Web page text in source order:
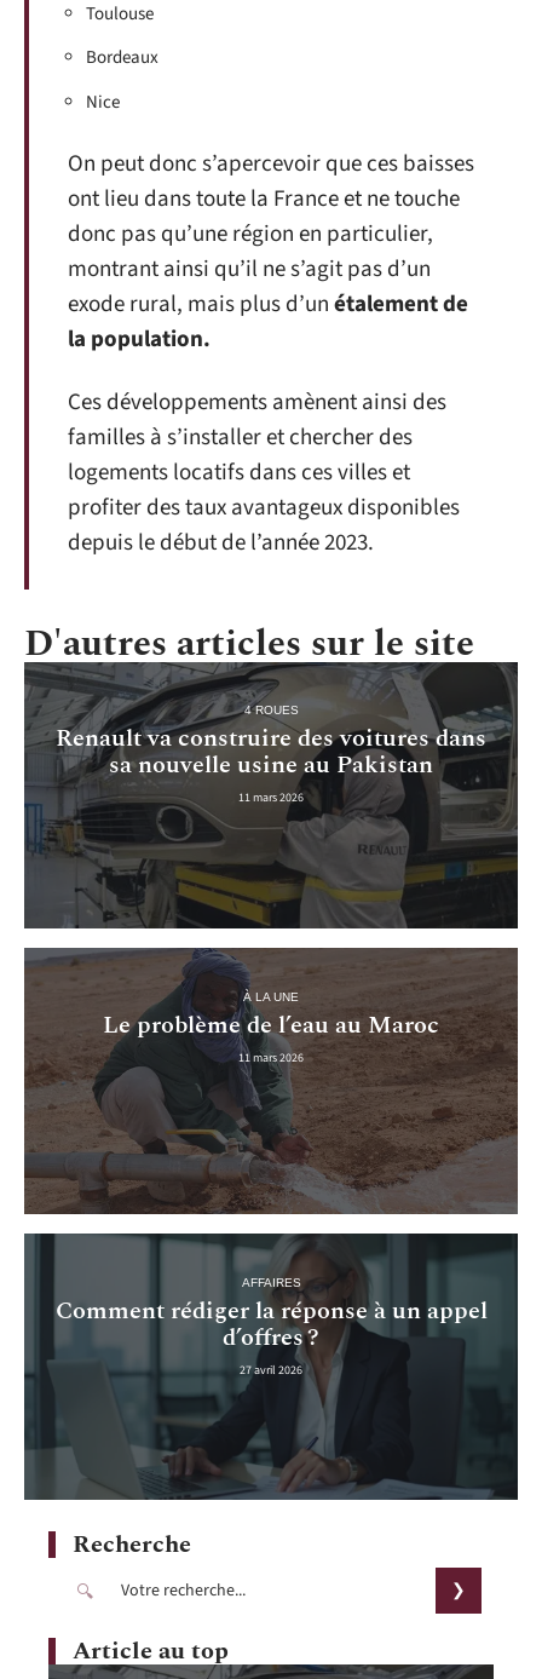
Toulouse
Bordeaux
Nice
On peut donc s’apercevoir que ces baisses
ont lieu dans toute la France et ne touche
donc pas qu’une région en particulier,
montrant ainsi qu’il ne s’agit pas d’un
exode rural, mais plus d’unétalement de
la population.
Ces développements amènent ainsi des
familles à s’installer et chercher des
logements locatifs dans ces villes et
profiter des taux avantageux disponibles
depuis le début de l’année 2023.
D'autres articles sur le site
4 ROUES
Renault va construire des voitures dans
sa nouvelle usine au Pakistan
11 mars 2026
À LA UNE
Le problème de l’eau au Maroc
11 mars 2026
AFFAIRES
Comment rédiger la réponse à un appel
d’offres ?
27 avril 2026
Recherche
Article au top